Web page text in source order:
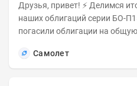
Друзья, привет! ⚡️ Делимся итогами оферты по выпуску
наших облигаций серии БО-
погасили облигации на
Самолет